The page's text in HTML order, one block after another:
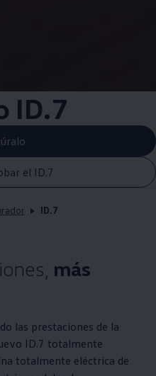
ID.7
el ID.7
ID.7
más
las prestaciones de la
ID.7 totalmente
totalmente eléctrica de